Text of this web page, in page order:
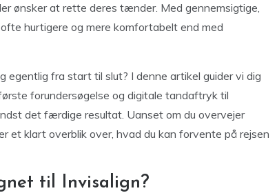
ønsker at rette deres tænder. Med gennemsigtige,
hurtigere og mere komfortabelt end med
egentlig fra start til slut? I denne artikel guider vi dig
forundersøgelse og digitale tandaftryk til
det færdige resultat. Uanset om du overvejer
et klart overblik over, hvad du kan forvente på rejsen
til Invisalign?